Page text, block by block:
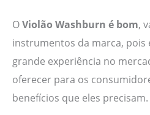
OViolão Washburn é bom,
instrumentos da marca, pois
grande experiência no
oferecer para os
benefícios que eles precisam.